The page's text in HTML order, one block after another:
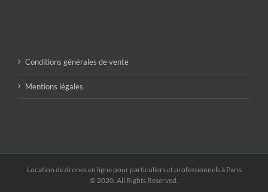
Conditions générales de vente
Mentions légales
Location de drones en ligne pour particuliers et professionnels à Paris
© 2020. All Rights Reserved.